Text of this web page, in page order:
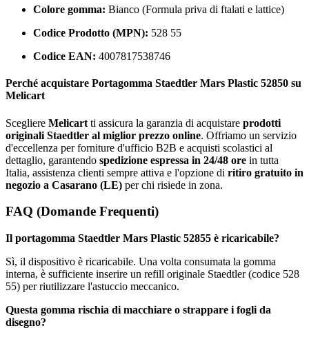
Colore gomma: Bianco (Formula priva di ftalati e lattice)
Codice Prodotto (MPN): 528 55
Codice EAN: 4007817538746
Perché acquistare Portagomma Staedtler Mars Plastic 52850 su
Melicart
Scegliere Melicart ti assicura la garanzia di acquistare prodotti
originali Staedtler al miglior prezzo online. Offriamo un servizio
d'eccellenza per forniture d'ufficio B2B e acquisti scolastici al
dettaglio, garantendo spedizione espressa in 24/48 ore in tutta
Italia, assistenza clienti sempre attiva e l'opzione di ritiro gratuito in
negozio a Casarano (LE) per chi risiede in zona.
FAQ (Domande Frequenti)
Il portagomma Staedtler Mars Plastic 52855 è ricaricabile?
Sì, il dispositivo è ricaricabile. Una volta consumata la gomma
interna, è sufficiente inserire un refill originale Staedtler (codice 528
55) per riutilizzare l'astuccio meccanico.
Questa gomma rischia di macchiare o strappare i fogli da
disegno?